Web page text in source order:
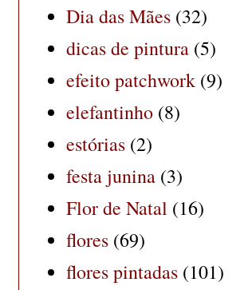
Dia das Mães (32)
dicas de pintura (5)
efeito patchwork (9)
elefantinho (8)
estórias (2)
festa junina (3)
Flor de Natal (16)
flores (69)
flores pintadas (101)